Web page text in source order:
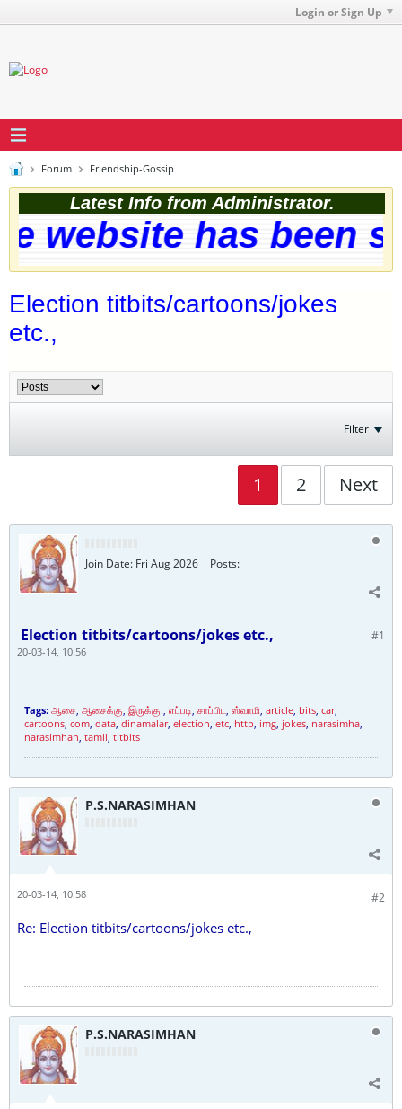
Login or Sign Up
Forum Friendship-Gossip
Latest Info from Administrator.
website has been
Election titbits/cartoons/jokes
etc.,
Filter
1 2 Next
Join Date: Fri Aug 2026 Posts:
#1
Election titbits/cartoons/jokes etc.,
20-03-14, 10:56
Tags: ஆசை, ஆசைக்கு, இருக்கு., எப்படி, சாப்பிட, ஸ்வாமி, article, bits, car,
cartoons, com, data, dinamalar, election, etc, http, img, jokes, narasimha,
narasimhan, tamil, titbits
P.S.NARASIMHAN
#2
20-03-14, 10:58
Re: Election titbits/cartoons/jokes etc.,
P.S.NARASIMHAN